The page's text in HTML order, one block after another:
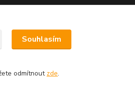
Souhlasím
odmítnout zde.